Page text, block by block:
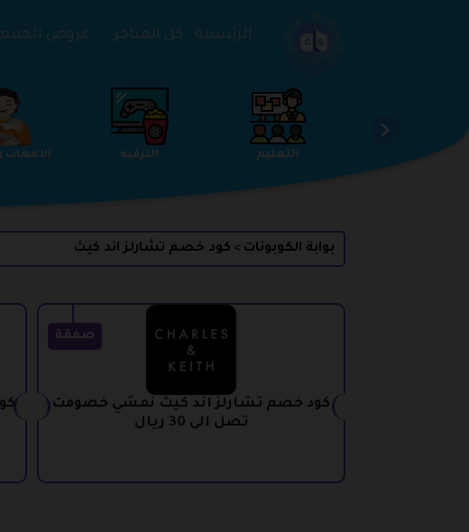
الرئيسية كل المتاجر عروض الجمعة
التعليم الجمال والعناية الخدمات
بوابة الكوبونات > كود خصم تشارلز اند كيث
صفقة
كود خصم تشارلز اند كيث نمشي خصومت
تصل الى 30 ريال